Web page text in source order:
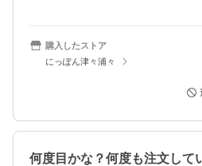
購入したストア
にっぽん津々浦々